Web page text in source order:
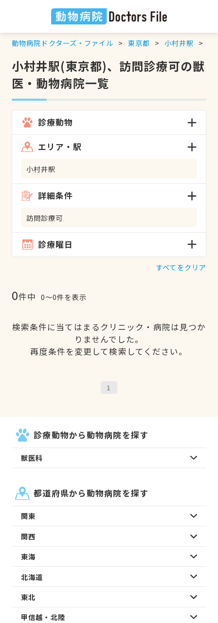
動物病院ドクターズ・ファイル 東京都 小村井駅
小村井駅(東京都)、訪問診療可の獣
医・動物病院一覧
診療動物
エリア・駅
小村井駅
詳細条件
訪問診療可
診療曜日
すべてをクリア
0件中 0〜0件を表示
検索条件に当てはまるクリニック・病院は見つか
りませんでした。
再度条件を変更して検索してください。
1
診療動物から動物病院を探す
獣医科
都道府県から動物病院を探す
関東
関西
東海
北海道
東北
甲信越・北陸